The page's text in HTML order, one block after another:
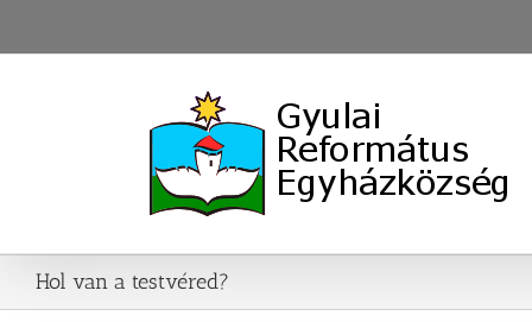
to
Hol van a testvéred?